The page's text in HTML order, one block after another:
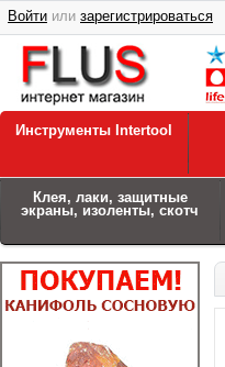
Войти или зарегистрироваться
Инструменты Intertool
Клея, лаки, защитные
экраны, изоленты, скотч